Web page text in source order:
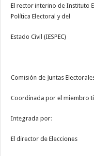
El rector interino de Instituto
Política Electoral y del
Estado Civil (IESPEC)
Comisión de Juntas
Coordinada por el miembro
Integrada por:
El director de Elecciones